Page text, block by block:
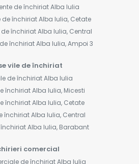
de închiriat Alba Iulia
închiriat Alba Iulia, Cetate
închiriat Alba Iulia, Central
închiriat Alba Iulia, Ampoi 3
vile de închiriat
de închiriat Alba Iulia
închiriat Alba Iulia, Micesti
închiriat Alba Iulia, Cetate
închiriat Alba Iulia, Central
Alba Iulia, Barabant
comercial
de închiriat Alba Iulia